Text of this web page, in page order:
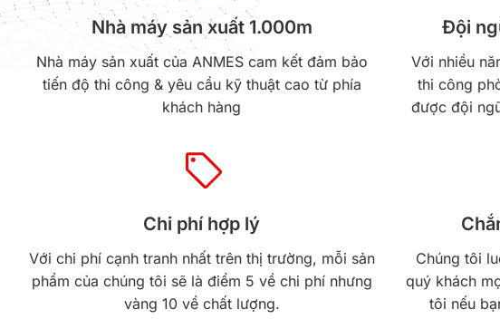
Nhà máy sản xuất 1.000m
Nhà máy sản xuất của ANMES cam kết đảm bảo
tiến độ thi công & yêu cầu kỹ thuật cao từ phía
khách hàng
Đội
Với nhiều
thi công
được đội
Chi phí hợp lý
Với chi phí cạnh tranh nhất trên thị trường, mỗi sản
phẩm của chúng tôi sẽ là điểm 5 về chi phí nhưng
vàng 10 về chất lượng.
Chúng tôi
quý khách
tôi nếu